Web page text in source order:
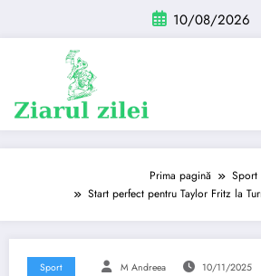
conținut
10/08/2026
Prima pagină
Sport
Start perfect pentru Taylor Fritz la
Sport M Andreea 10/11/2025